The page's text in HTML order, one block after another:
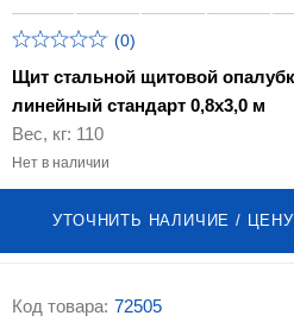
(0)
Щит стальной щитовой
линейный стандарт 0,8x3,0 м
Вес, кг: 110
Нет в наличии
УТОЧНИТЬ НАЛИЧИЕ / ЦЕНУ
Код товара: 72505